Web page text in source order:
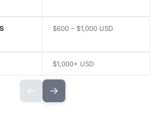
$600 – $1,000 USD
$1,000+ USD
← →